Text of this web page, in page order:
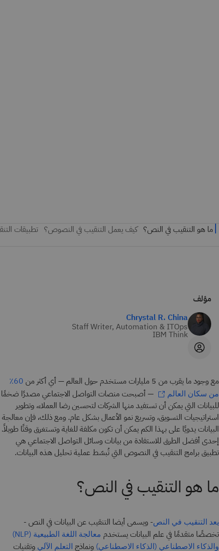
مؤلف
Chrystal R. China
Staff Writer, Automation & ITOps
IBM Think
مع وجود ما يقرب من 5 مليارات مستخدم حول العالم — أي أكثر من
60٪
من سكان العالم
— أصبحت منصات التواصل الاجتماعي مصدرًا ضخمًا
للبيانات التي يمكن أن تستفيد منها الشركات لتحسين رضا العملاء، وتطوير
استراتيجيات التسويق، وتسريع نمو الأعمال بشكل عام. ومع ذلك، فإن معالجة
البيانات يدويًا على بهذا الكم يمكن أن تكون مكلفة للغاية وتستغرق وقتًا طويلاً.
إحدى أفضل الطرق للاستفادة من بيانات وسائل التواصل الاجتماعي هي
تطبيق برامج التنقيب في النصوص التي تُبسّط عملية تحليل هذه البيانات.
ما هو التنقيب في النص؟
يعد التنقيب في النص- ويسمى أيضا التنقيب عن البيانات في النص -
تخصصًا متقدمًا في علم البيانات يستخدم معالجة اللغة الطبيعية (NLP)
والذكاء الاصطناعي (الذكاء الاصطناعي) ونماذج التعلم الآلي وتقنيات